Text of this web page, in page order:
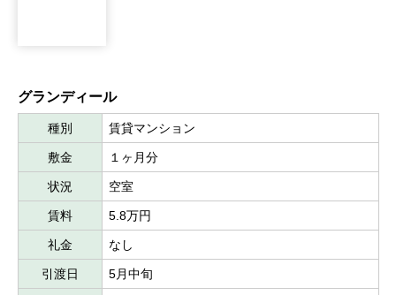
グランディール
種別 賃貸マンション
敷金 １ヶ月分
状況 空室
賃料 5.8万円
礼金 なし
引渡日 5月中旬